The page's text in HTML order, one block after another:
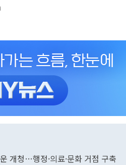
개청…행정·의료·문화 거점 구축